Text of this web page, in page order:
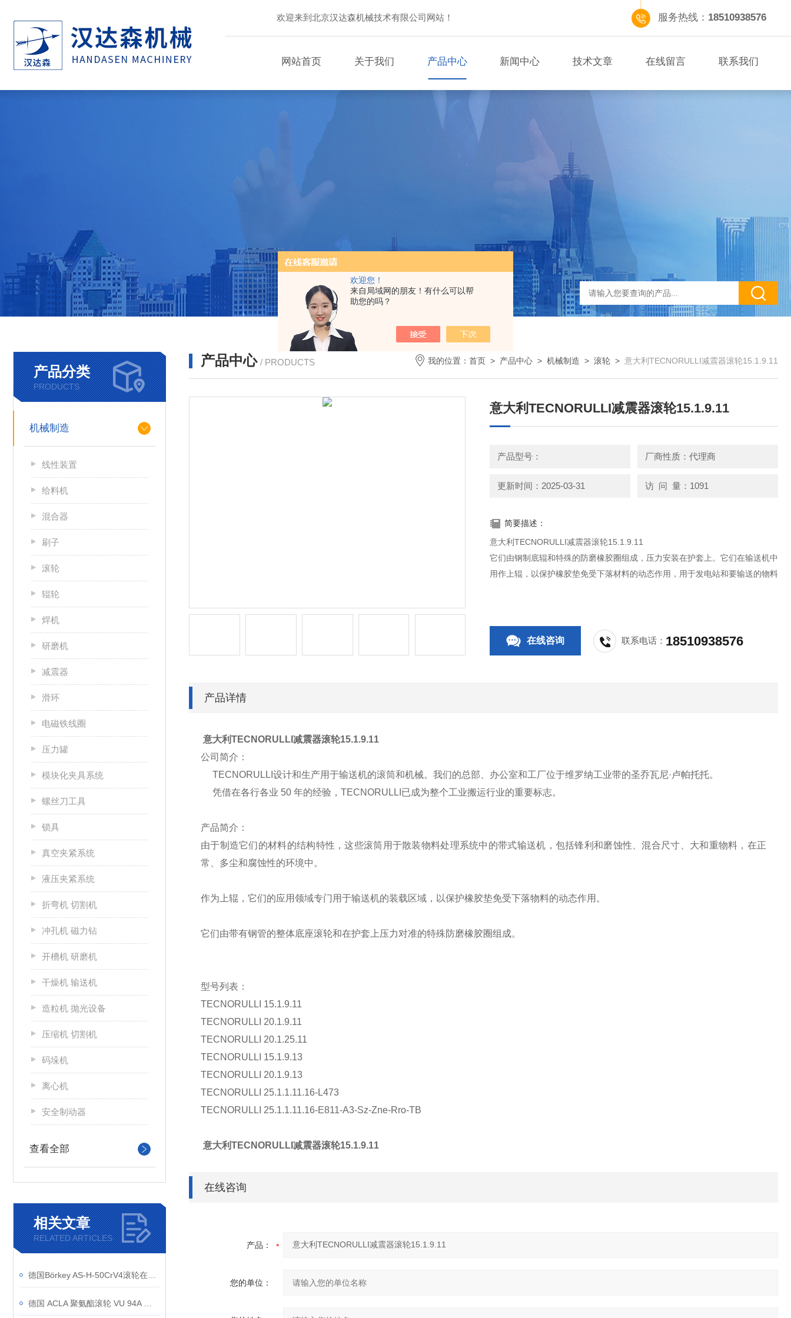
欢迎您！
来自局域网的朋友！有什么可以帮
助您的吗？
欢迎来到北京汉达森机械技术有限公司网站！ 服务热线： 18510938576
网站首页 关于我们 产品中心 新闻中心 技术文章 在线留言 联系我们
产品分类
PRODUCTS
机械制造
线性装置
给料机
混合器
刷子
滚轮
辊轮
焊机
研磨机
减震器
滑环
电磁铁线圈
压力罐
模块化夹具系统
螺丝刀工具
锁具
真空夹紧系统
液压夹紧系统
折弯机 切割机
冲孔机 磁力钻
开槽机 研磨机
干燥机 输送机
造粒机 抛光设备
压缩机 切割机
码垛机
离心机
安全制动器
查看全部
相关文章
RELATED ARTICLES
产品中心 / PRODUCTS 我的位置： 首页 > 产品中心 > 机械制造 > 滚轮 > 意大利TECNORULLI减震器滚轮15.1.9.11
意大利TECNORULLI减震器滚轮15.1.9.11
产品型号： 厂商性质：代理商
更新时间：2025-03-31 访 问 量：1091
简要描述：
意大利TECNORULLI减震器滚轮15.1.9.11
它们由钢制底辊和特殊的防磨橡胶圈组成，压力安装在护套上。它们在输送机中
用作上辊，以保护橡胶垫免受下落材料的动态作用，用于发电站和要输送的物料
在线咨询 联系电话： 18510938576
产品详情
意大利TECNORULLI减震器滚轮15.1.9.11
公司简介：
TECNORULLI设计和生产用于输送机的滚筒和机械。我们的总部、办公室和工厂位于维罗纳工业带的圣乔瓦尼·卢帕托托。
凭借在各行各业 50 年的经验，TECNORULLI已成为整个工业搬运行业的重要标志。
产品简介：
由于制造它们的材料的结构特性，这些滚筒用于散装物料处理系统中的带式输送机，包括锋利和磨蚀性、混合尺寸、大和重物料，在正
常、多尘和腐蚀性的环境中。
作为上辊，它们的应用领域专门用于输送机的装载区域，以保护橡胶垫免受下落物料的动态作用。
它们由带有钢管的整体底座滚轮和在护套上压力对准的特殊防磨橡胶圈组成。
型号列表：
TECNORULLI 15.1.9.11
TECNORULLI 20.1.9.11
TECNORULLI 20.1.25.11
TECNORULLI 15.1.9.13
TECNORULLI 20.1.9.13
TECNORULLI 25.1.1.11.16-L473
TECNORULLI 25.1.1.11.16-E811-A3-Sz-Zne-Rro-TB
意大利TECNORULLI减震器滚轮15.1.9.11
在线咨询
产品：
您的单位：